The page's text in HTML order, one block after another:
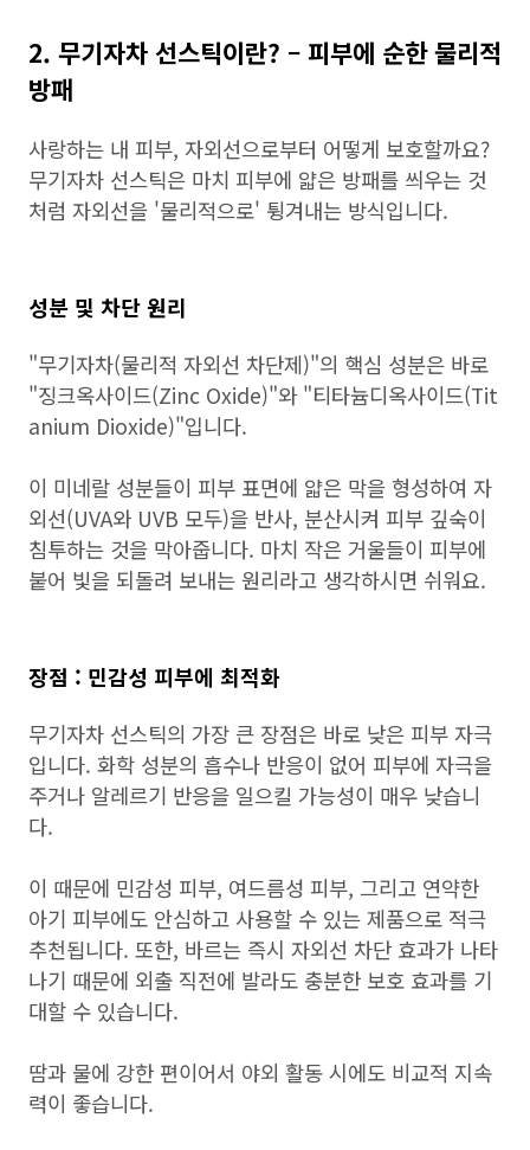
2. 무기자차 선스틱이란? – 피부에 순한 물리적
방패
사랑하는 내 피부, 자외선으로부터 어떻게 보호할까요?
무기자차 선스틱은 마치 피부에 얇은 방패를 씌우는 것
처럼 자외선을 '물리적으로' 튕겨내는 방식입니다.
성분 및 차단 원리
"무기자차(물리적 자외선 차단제)"의 핵심 성분은 바로
"징크옥사이드(Zinc Oxide)"와 "티타늄디옥사이드(Tit
anium Dioxide)"입니다.
이 미네랄 성분들이 피부 표면에 얇은 막을 형성하여 자
외선(UVA와 UVB 모두)을 반사, 분산시켜 피부 깊숙이
침투하는 것을 막아줍니다. 마치 작은 거울들이 피부에
붙어 빛을 되돌려 보내는 원리라고 생각하시면 쉬워요.
장점 : 민감성 피부에 최적화
무기자차 선스틱의 가장 큰 장점은 바로 낮은 피부 자극
입니다. 화학 성분의 흡수나 반응이 없어 피부에 자극을
주거나 알레르기 반응을 일으킬 가능성이 매우 낮습니
다.
이 때문에 민감성 피부, 여드름성 피부, 그리고 연약한
아기 피부에도 안심하고 사용할 수 있는 제품으로 적극
추천됩니다. 또한, 바르는 즉시 자외선 차단 효과가 나타
나기 때문에 외출 직전에 발라도 충분한 보호 효과를 기
대할 수 있습니다.
땀과 물에 강한 편이어서 야외 활동 시에도 비교적 지속
력이 좋습니다.